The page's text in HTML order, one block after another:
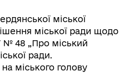
міської
міської ради щодо
№ 48 „Про міський
ради.
міського голову